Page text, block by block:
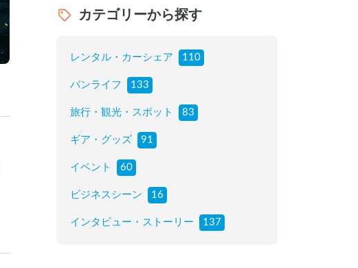
カテゴリーから探す
レンタル・カーシェア 110
バンライフ 133
旅行・観光・スポット 83
ギア・グッズ 91
イベント 60
ビジネスシーン 16
インタビュー・ストーリー 137